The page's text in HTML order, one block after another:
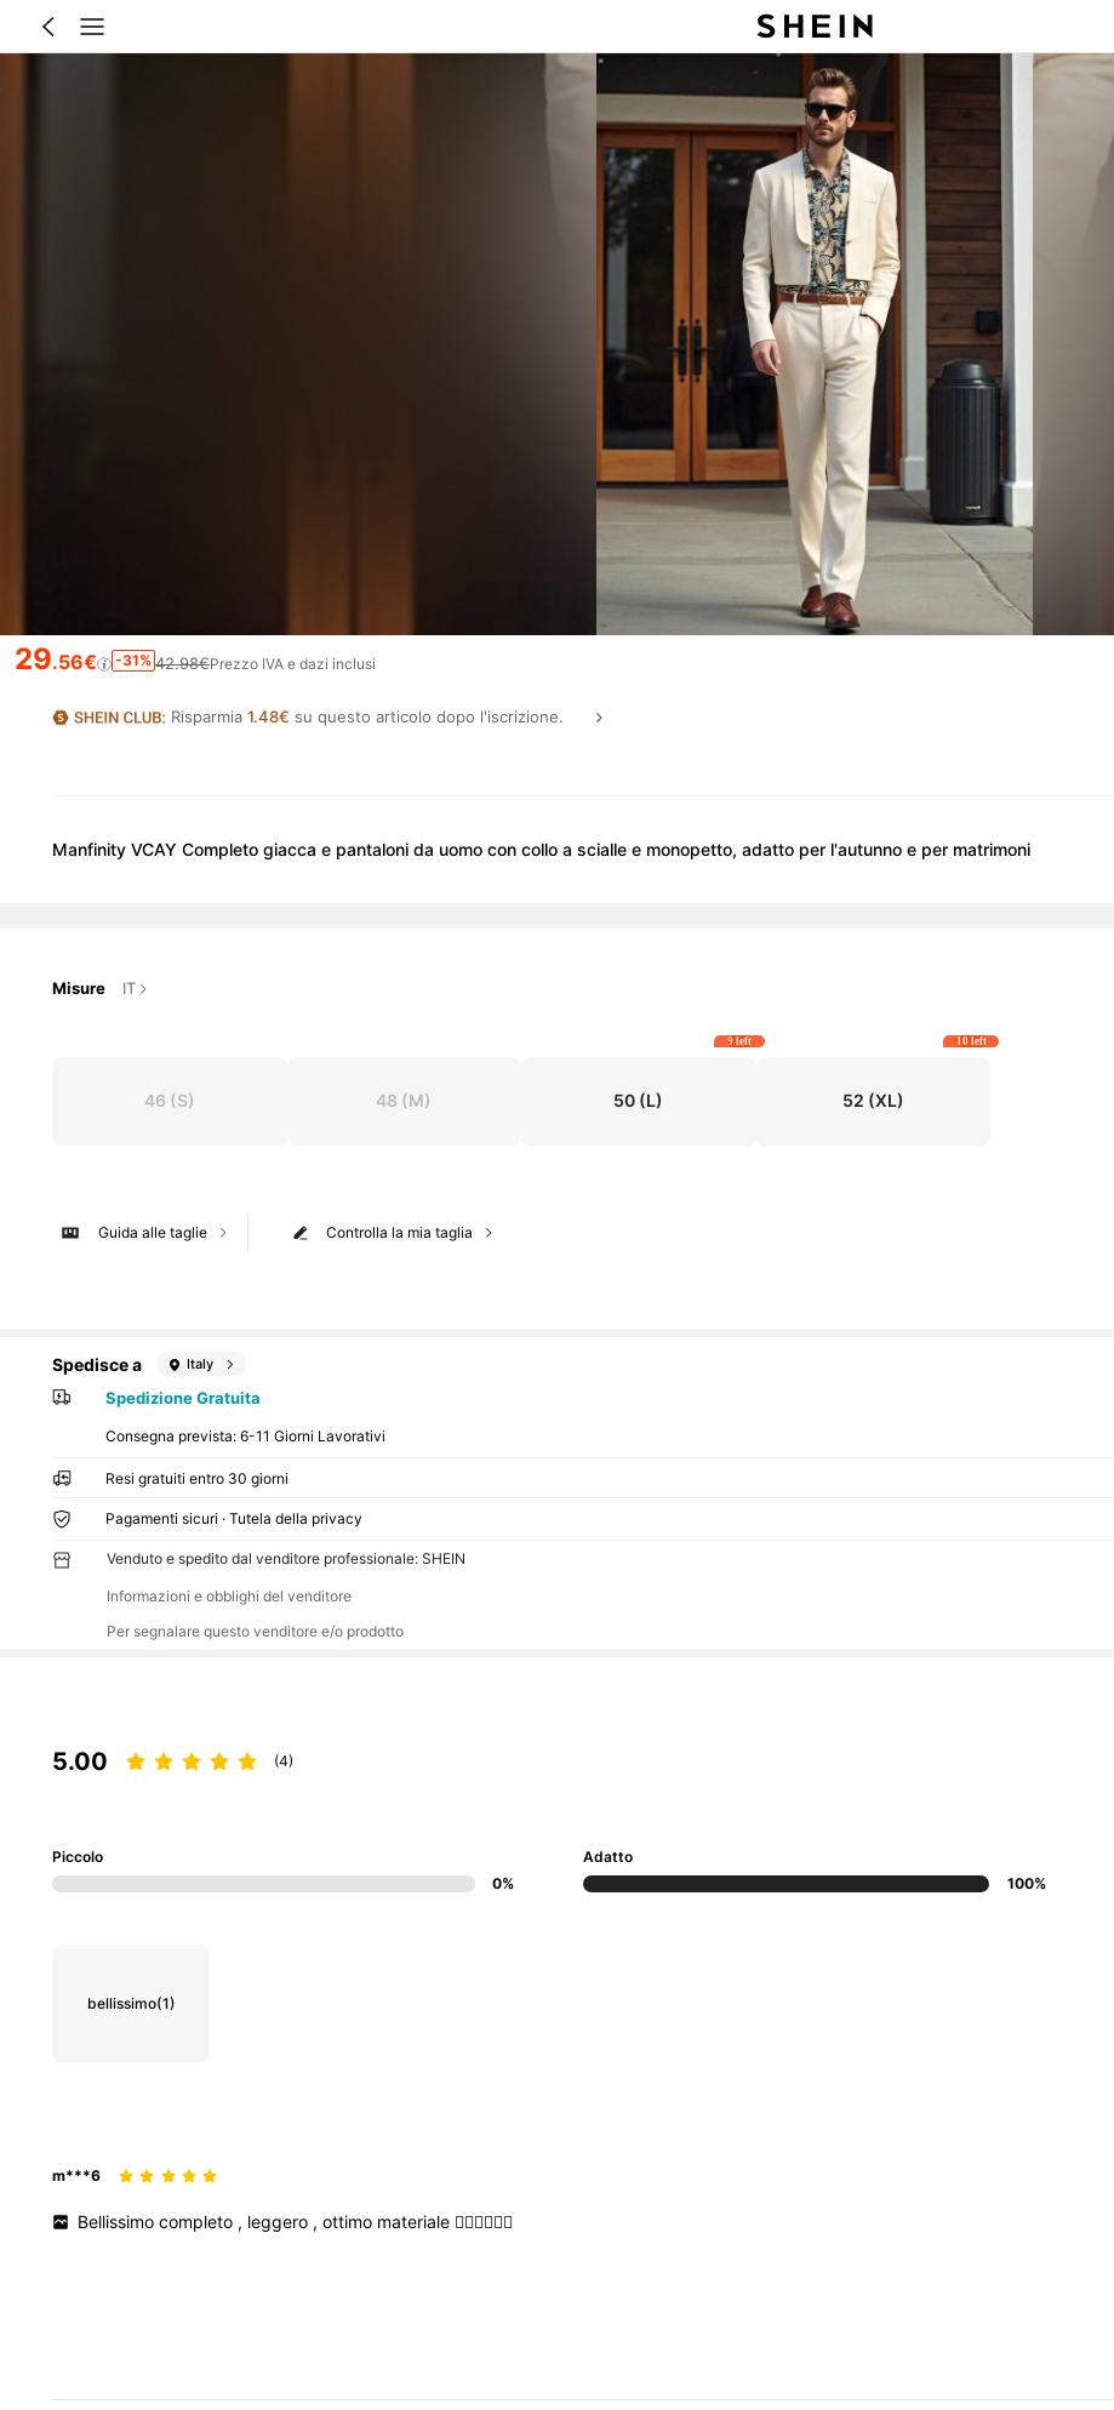
29.56€ -31% 42.98€Prezzo IVA e dazi inclusi
Risparmia 1.48€ su questo articolo dopo l'iscrizione.
Manfinity VCAY Completo giacca e pantaloni da uomo con collo a scialle e monopetto, adatto per l'autunno e per matrimoni
Misure IT
46 (S) 48 (M) 50 (L)
9 left
52 (XL)
10 left
Controlla la mia taglia
Guida alle taglie
Spedisce a Italy
Spedizione Gratuita
Consegna prevista:6-11 Giorni Lavorativi
Resi gratuiti entro 30 giorni
Pagamenti sicuri · Tutela della privacy
Venduto e spedito dal venditore professionale: SHEIN
Informazioni e obblighi del venditore
Per segnalare questo venditore e/o prodotto
5.00 (4)
Piccolo
0%
Adatto
100%
bellissimo(1)
m***6
Bellissimocompleto , leggero ,ottimo materiale 👍🏼👍🏼👍🏼